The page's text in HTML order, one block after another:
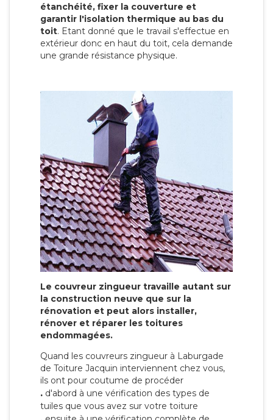
étanchéité, fixer la couverture et
garantir l'isolation thermique au bas du
toit. Etant donné que le travail s'effectue en
extérieur donc en haut du toit, cela demande
une grande résistance physique.
Le couvreur zingueur travaille autant sur
la construction neuve que sur la
rénovation et peut alors installer,
rénover et réparer les toitures
endommagées.
Quand les couvreurs zingueur à Laburgade
de Toiture Jacquin interviennent chez vous,
ils ont pour coutume de procéder
. d'abord à une vérification des types de
tuiles que vous avez sur votre toiture